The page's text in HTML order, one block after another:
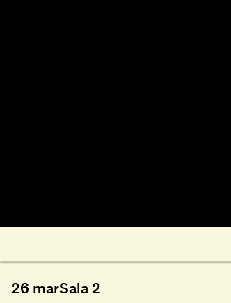
26 marSala 2